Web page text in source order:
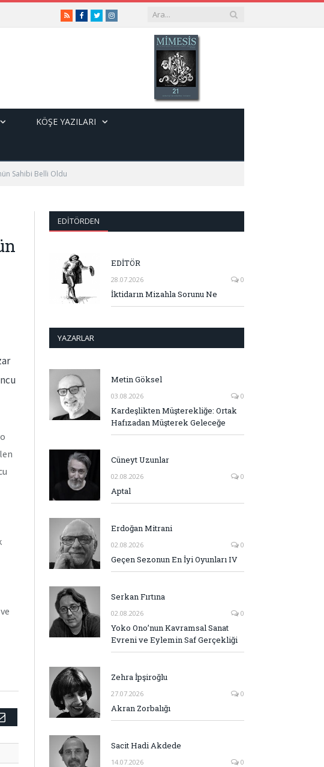
RSSFacebook
TwitterInstagram
KÖŞE YAZILARI
Sahibi Belli Oldu
E-
EDITÖRDEN
EDİTÖR
28.07.2026 0
İktidarın Mizahla Sorunu Ne
YAZARLAR
Metin Göksel
03.08.2026 0
Kardeşlikten Müşterekliğe: Ortak
Hafızadan Müşterek Geleceğe
Cüneyt Uzunlar
02.08.2026 0
Aptal
Erdoğan Mitrani
02.08.2026 0
Geçen Sezonun En İyi Oyunları IV
Serkan Fırtına
02.08.2026 0
Yoko Ono’nun Kavramsal Sanat
Evreni ve Eylemin Saf Gerçekliği
Zehra İpşiroğlu
27.07.2026 0
Akran Zorbalığı
Sacit Hadi Akdede
14.07.2026 0